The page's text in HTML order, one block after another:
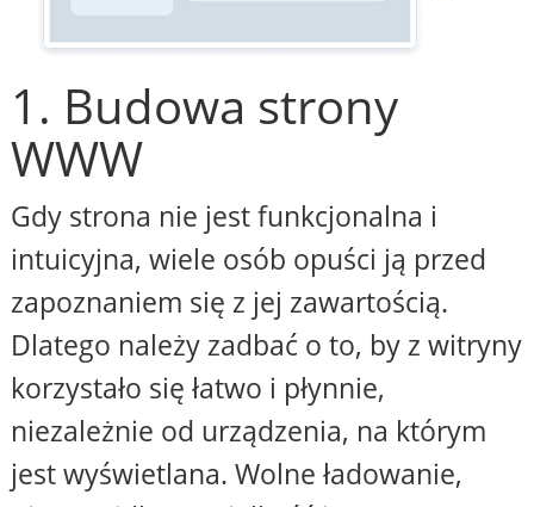
1. Budowa strony
WWW
Gdy strona nie jest funkcjonalna i
intuicyjna, wiele osób opuści ją przed
zapoznaniem się z jej zawartością.
Dlatego należy zadbać o to, by z witryny
korzystało się łatwo i płynnie,
niezależnie od urządzenia, na którym
jest wyświetlana. Wolne ładowanie,